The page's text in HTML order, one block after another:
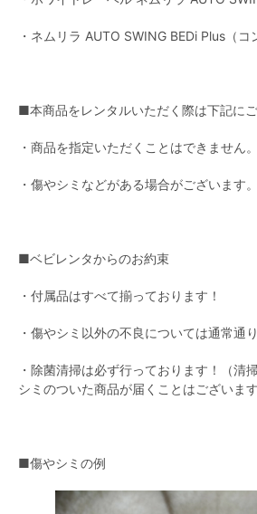
・ネムリラ AUTO SWING BEDi Plus（コ
■本商品をレンタルいただく際は下記にご
・商品を指定いただくことはできません。
・傷やシミなどがある場合がございます。
■ベビレンタからのお約束
・付属品はすべて揃っております！
・傷やシミ以外の不良については通常通
・除菌清掃は必ず行っております！（清
シミのついた商品が届くことはございます
■傷やシミの例